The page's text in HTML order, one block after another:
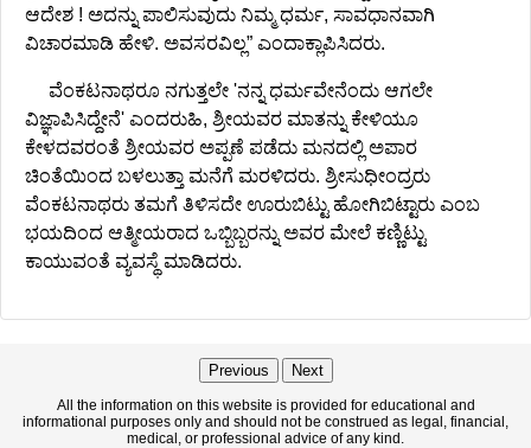
ಆದೇಶ ! ಅದನ್ನು ಪಾಲಿಸುವುದು ನಿಮ್ಮ ಧರ್ಮ, ಸಾವಧಾನವಾಗಿ
ವಿಚಾರಮಾಡಿ ಹೇಳಿ. ಅವಸರವಿಲ್ಲ” ಎಂದಾಕ್ಲಾಪಿಸಿದರು.
ವೆಂಕಟನಾಥರೂ ನಗುತ್ತಲೇ 'ನನ್ನ ಧರ್ಮವೇನೆಂದು ಆಗಲೇ
ವಿಜ್ಞಾಪಿಸಿದ್ದೇನೆ' ಎಂದರುಹಿ, ಶ್ರೀಯವರ ಮಾತನ್ನು ಕೇಳಿಯೂ
ಕೇಳದವರಂತೆ ಶ್ರೀಯವರ ಅಪ್ಪಣೆ ಪಡೆದು ಮನದಲ್ಲಿ ಅಪಾರ
ಚಿಂತೆಯಿಂದ ಬಳಲುತ್ತಾ ಮನೆಗೆ ಮರಳಿದರು. ಶ್ರೀಸುಧೀಂದ್ರರು
ವೆಂಕಟನಾಥರು ತಮಗೆ ತಿಳಿಸದೇ ಊರುಬಿಟ್ಟು ಹೋಗಿಬಿಟ್ಟಾರು ಎಂಬ
ಭಯದಿಂದ ಆತ್ಮೀಯರಾದ ಒಬ್ಬಿಬ್ಬರನ್ನು ಅವರ ಮೇಲೆ ಕಣ್ಣಿಟ್ಟು
ಕಾಯುವಂತೆ ವ್ಯವಸ್ಥೆ ಮಾಡಿದರು.
Previous Next
All the information on this website is provided for educational and
informational purposes only and should not be construed as legal, financial,
medical, or professional advice of any kind.